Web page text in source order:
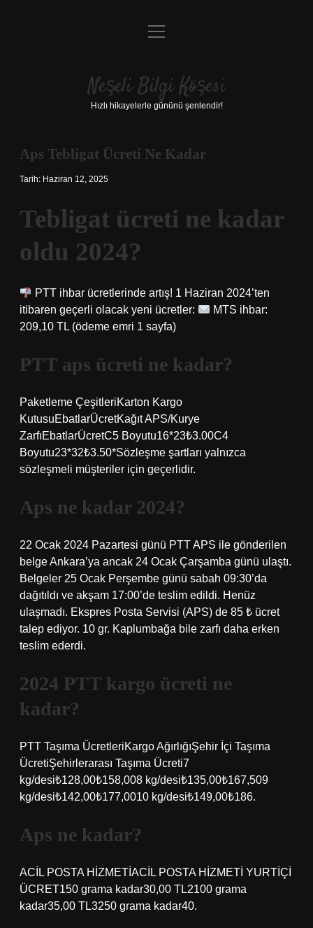
Anasayfa
Yasal Uyarı
menüyü
Neşeli Bilgi Köşesi
Hızlı hikayelerle gününü şenlendir!
Aps Tebligat Ücreti Ne Kadar
Tarih: Haziran 12, 2025
Tebligat ücreti ne kadar
oldu 2024?
PTT ihbar ücretlerinde artış! 1 Haziran 2024’ten
itibaren geçerli olacak yeni ücretler:
MTS ihbar:
209,10 TL (ödeme emri 1 sayfa)
PTT aps ücreti ne kadar?
Paketleme ÇeşitleriKarton Kargo
KutusuEbatlarÜcretKağıt APS/Kurye
ZarfıEbatlarÜcretC5 Boyutu16*23₺3.00C4
Boyutu23*32₺3.50*Sözleşme şartları yalnızca
sözleşmeli müşteriler için geçerlidir.
Aps ne kadar 2024?
22 Ocak 2024 Pazartesi günü PTT APS ile gönderilen
belge Ankara’ya ancak 24 Ocak Çarşamba günü ulaştı.
Belgeler 25 Ocak Perşembe günü sabah 09:30’da
dağıtıldı ve akşam 17:00’de teslim edildi. Henüz
ulaşmadı. Ekspres Posta Servisi (APS) de 85 ₺ ücret
talep ediyor. 10 gr. Kaplumbağa bile zarfı daha erken
teslim ederdi.
2024 PTT kargo ücreti ne
kadar?
PTT Taşıma ÜcretleriKargo AğırlığıŞehir İçi Taşıma
ÜcretiŞehirlerarası Taşıma Ücreti7
kg/desi₺128,00₺158,008 kg/desi₺135,00₺167,509
kg/desi₺142,00₺177,0010 kg/desi₺149,00₺186.
Aps ne kadar?
ACİL POSTA HİZMETİACİL POSTA HİZMETİ YURTİÇİ
ÜCRET150 grama kadar30,00 TL2100 grama
kadar35,00 TL3250 grama kadar40.